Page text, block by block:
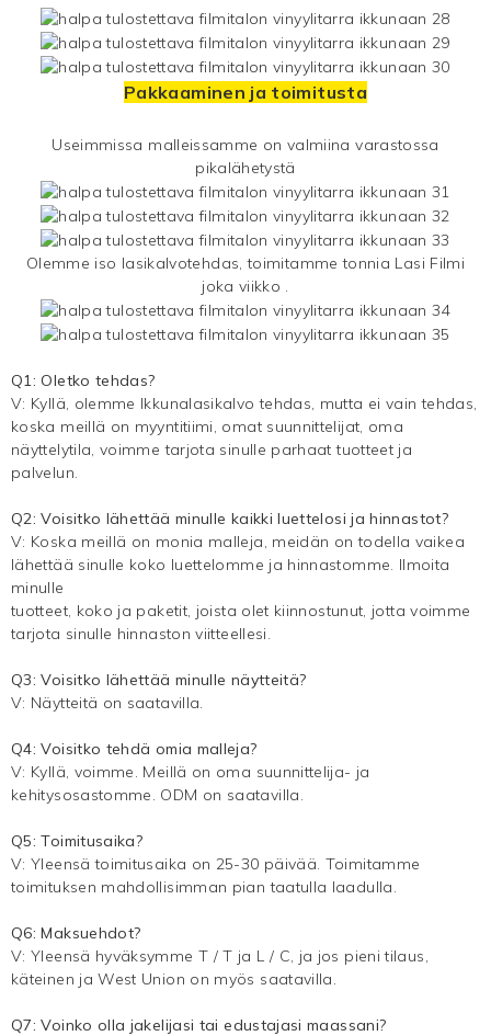
Pakkaaminen ja toimitusta
Useimmissa malleissamme on valmiina varastossa
pikalähetystä
Olemme iso lasikalvotehdas, toimitamme tonnia Lasi Filmi
joka viikko .
Q1: Oletko tehdas?
V: Kyllä, olemme Ikkunalasikalvotehdas, mutta ei vain tehdas,
koska meillä on myyntitiimi, omat suunnittelijat, oma
näyttelytila, voimme tarjota sinulle parhaat tuotteet ja
palvelun.
Q2: Voisitko lähettää minulle kaikki luettelosi ja hinnastot?
V: Koska meillä on monia malleja, meidän on todella vaikea
lähettää sinulle koko luettelomme ja hinnastomme. Ilmoita
minulle
tuotteet, koko ja paketit, joista olet kiinnostunut, jotta voimme
tarjota sinulle hinnaston viitteellesi.
Q3: Voisitko lähettää minulle näytteitä?
V: Näytteitä on saatavilla.
Q4: Voisitko tehdä omia malleja?
V: Kyllä, voimme. Meillä on oma suunnittelija- ja
kehitysosastomme. ODM on saatavilla.
Q5: Toimitusaika?
V: Yleensä toimitusaika on 25-30 päivää. Toimitamme
toimituksen mahdollisimman pian taatulla laadulla.
Q6: Maksuehdot?
V: Yleensä hyväksymme T / T ja L / C, ja jos pieni tilaus,
käteinen ja West Union on myös saatavilla.
Q7: Voinko olla jakelijasi tai edustajasi maassani?